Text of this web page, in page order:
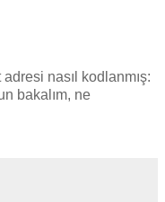
nasıl kodlanmış:
bakalım, ne